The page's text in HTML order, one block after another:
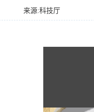
来源:科技厅